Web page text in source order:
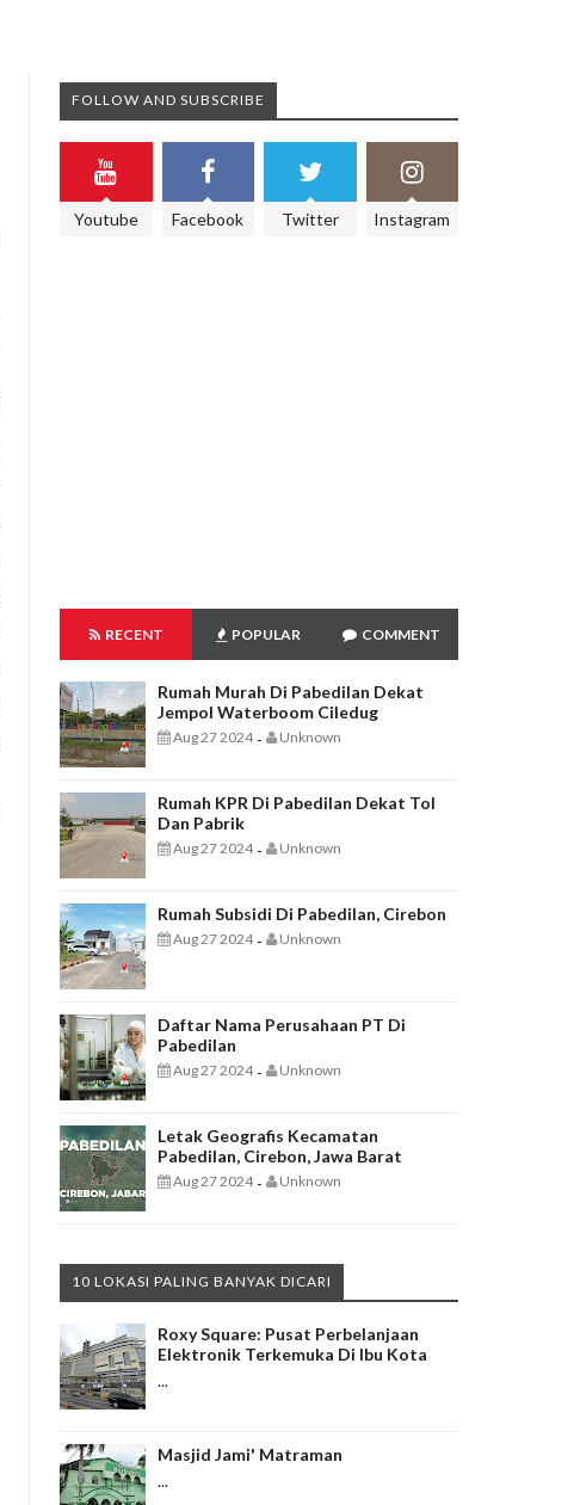
FOLLOW AND SUBSCRIBE
Youtube Facebook Twitter Instagram
RECENT POPULAR COMMENT
Rumah Murah Di Pabedilan Dekat
Jempol Waterboom Ciledug
Aug 27 2024 - Unknown
Rumah KPR Di Pabedilan Dekat Tol
Dan Pabrik
Aug 27 2024 - Unknown
Rumah Subsidi Di Pabedilan, Cirebon
Aug 27 2024 - Unknown
Daftar Nama Perusahaan PT Di
Pabedilan
Aug 27 2024 - Unknown
Letak Geografis Kecamatan
Pabedilan, Cirebon, Jawa Barat
Aug 27 2024 - Unknown
10 LOKASI PALING BANYAK DICARI
Roxy Square: Pusat Perbelanjaan
Elektronik Terkemuka Di Ibu Kota
...
Masjid Jami' Matraman
...